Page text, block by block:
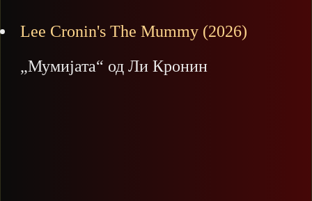
Lee Cronin's The Mummy (2026)
„Мумијата“ од Ли Кронин